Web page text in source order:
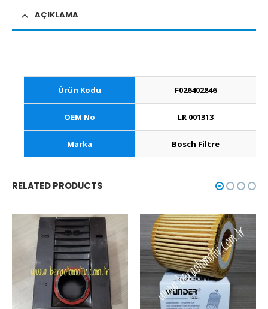
AÇIKLAMA
Ürün Kodu F026402846
OEM No LR 001313
Marka Bosch Filtre
RELATED PRODUCTS